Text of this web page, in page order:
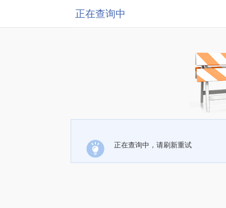
正在查询中
正在查询中，请刷新重试